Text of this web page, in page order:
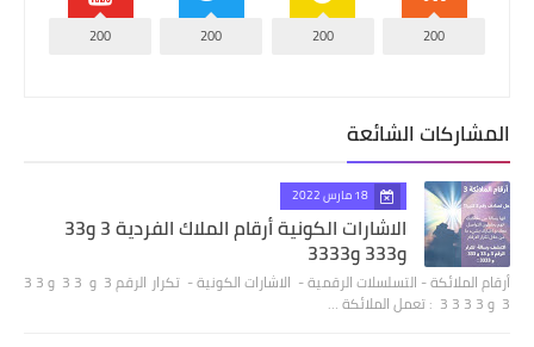
200
200
200
200
المشاركات الشائعة
18 مارس 2022
الاشارات الكونية أرقام الملاك الفردية 3 و33
و333 و3333
أرقام الملائكة - التسلسلات الرقمية - الاشارات الكونية - تكرار الرقم 3 و 3 3 و 3 3
3 و 3 3 3 3 : تعمل الملائكة …